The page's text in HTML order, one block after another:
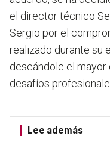
el director técnico
Sergio por el
realizado durante su
deseándole el
desafíos
Lee además